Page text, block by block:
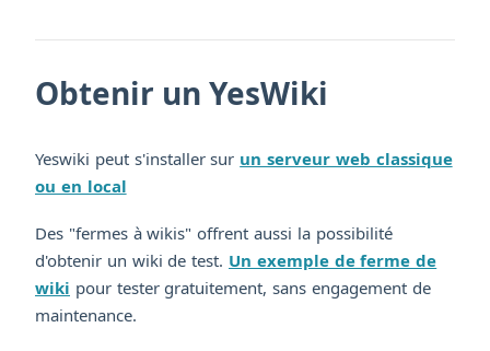
Obtenir un YesWiki
Yeswiki peut s'installer sur un serveur web classique
ou en local
Des "fermes à wikis" offrent aussi la possibilité
d'obtenir un wiki de test. Un exemple de ferme de
wiki pour tester gratuitement, sans engagement de
maintenance.